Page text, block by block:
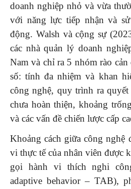
doanh nghiệp nhỏ và vừa
với năng lực tiếp nhận và
động. Walsh và cộng sự
các nhà quản lý doanh
Nam và chỉ ra 5 nhóm rào
số: tính đa nhiệm và khan
công nghệ, quy trình ra
chưa hoàn thiện, khoảng
và các vấn đề chiến lược cấp
Khoảng cách giữa công nghệ
vi thực tế của nhân viên được
gọi hành vi thích nghi
adaptive behavior – TAB),